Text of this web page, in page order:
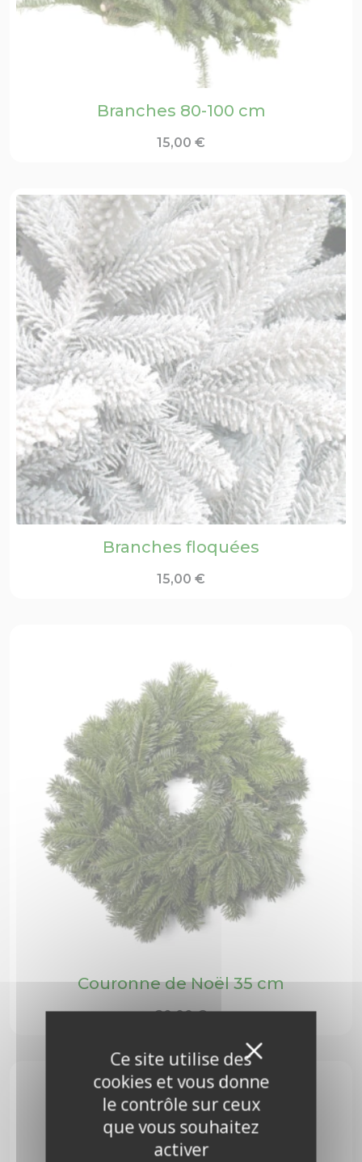
Ce site utilise des
cookies et vous donne
le contrôle sur ceux
que vous souhaitez
activer
X
Branches 80-100 cm
15,00 €
Branches floquées
15,00 €
Couronne de Noël 35 cm
20,00€